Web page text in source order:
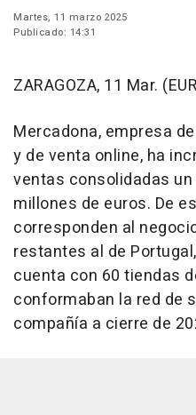
Martes, 11 marzo 2025
Publicado: 14:31
ZARAGOZA, 11 Mar.
Mercadona, empresa
y de venta online, ha
ventas consolidadas un
millones de euros. De
corresponden al
restantes al de
cuenta con 60 tiendas
conformaban la red de
compañía a cierre de